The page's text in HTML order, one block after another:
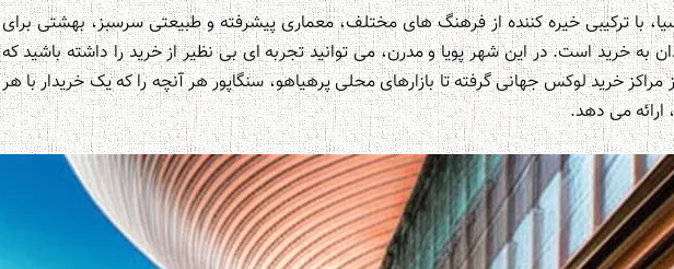
با ترکیبی خیره کننده از فرهنگ های مختلف، معماری پیشرفته و طبیعتی سرسبز، بهشتی برای
به خرید است. در این شهر پویا و مدرن، می توانید تجربه ای بی نظیر از خرید را داشته باشید که
مراکز خرید لوکس جهانی گرفته تا بازارهای محلی پرهیاهو، سنگاپور هر آنچه را که یک خریدار با هر
ارائه می دهد.